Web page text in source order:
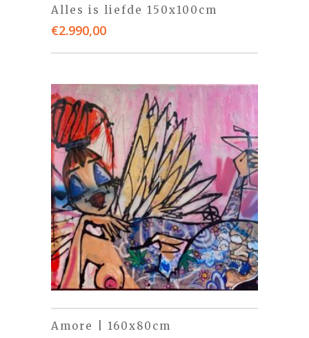
Alles is liefde 150x100cm
€2.990,00
Amore | 160x80cm